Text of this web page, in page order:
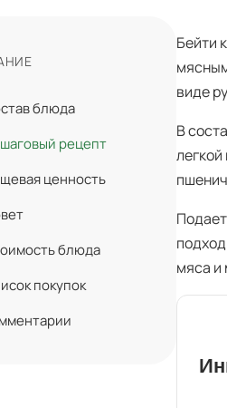
блюда
рецепт
ценность
блюда
покупок
Бейти
виде
В
мяса и